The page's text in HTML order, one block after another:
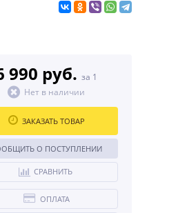
990 руб. за 1
Нет в наличии
ЗАКАЗАТЬ ТОВАР
О ПОСТУПЛЕНИИ
СРАВНИТЬ
ОПЛАТА